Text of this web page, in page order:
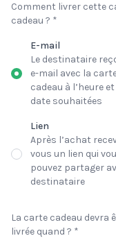
Comment livrer cette
cadeau ? *
E-mail
Le destinataire
e-mail avec la
cadeau à l’heure
date souhaitées
Lien
Après l’achat
vous un lien qui
pouvez partager
destinataire
La carte cadeau devra
livrée quand ? *